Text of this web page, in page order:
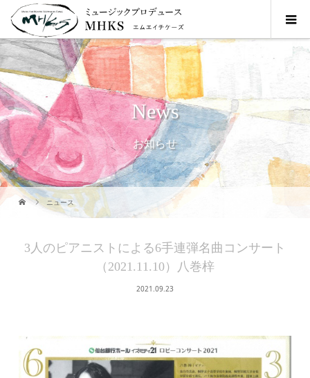
News
お知らせ
ニュース
3人のピアニストによる6手連弾名曲コンサート
（2021.11.10）八巻梓
2021.09.23